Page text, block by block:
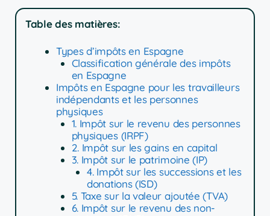
Table des matières:
Types d’impôts en Espagne
Classification générale des impôts
en Espagne
Impôts en Espagne pour les travailleurs
indépendants et les personnes
physiques
1. Impôt sur le revenu des personnes
physiques (IRPF)
2. Impôt sur les gains en capital
3. Impôt sur le patrimoine (IP)
4. Impôt sur les successions et les
donations (ISD)
5. Taxe sur la valeur ajoutée (TVA)
6. Impôt sur le revenu des non-